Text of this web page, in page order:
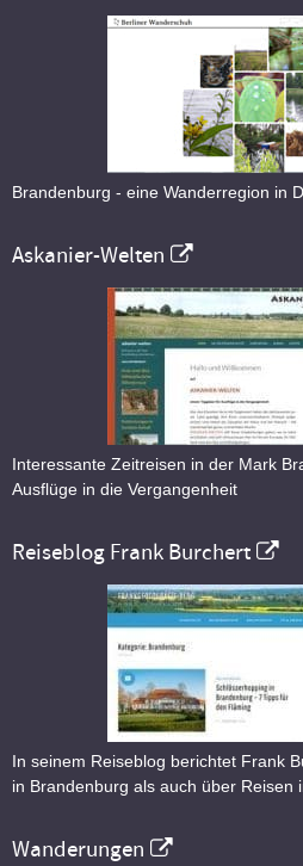
Brandenburg - eine Wanderregion in
Askanier-Welten
Interessante Zeitreisen in der Mark
Ausflüge in die Vergangenheit
Reiseblog Frank Burchert
In seinem Reiseblog berichtet Frank
in Brandenburg als auch über Reisen
Wanderungen